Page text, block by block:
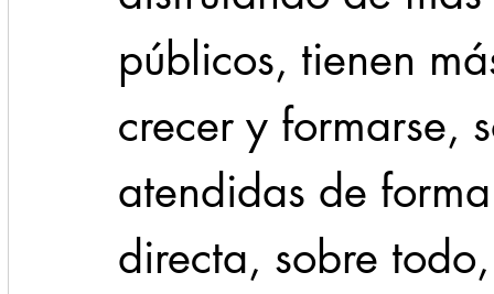
públicos, tienen
crecer y formarse,
atendidas de
directa, sobre